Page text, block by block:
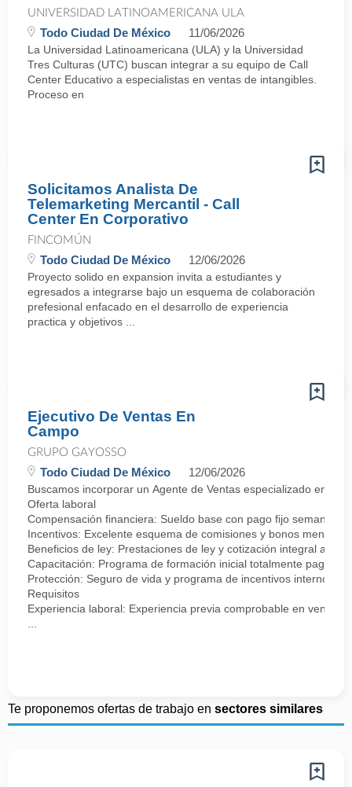
UNIVERSIDAD LATINOAMERICANA ULA
Todo Ciudad De México 11/06/2026
La Universidad Latinoamericana (ULA) y la Universidad
Tres Culturas (UTC) buscan integrar a su equipo de Call
Center Educativo a especialistas en ventas de intangibles.
Proceso en
Solicitamos Analista De
Telemarketing Mercantil - Call
Center En Corporativo
FINCOMÚN
Todo Ciudad De México 12/06/2026
Proyecto solido en expansion invita a estudiantes y
egresados a integrarse bajo un esquema de colaboración
prefesional enfacado en el desarrollo de experiencia
practica y objetivos ...
Ejecutivo De Ventas En
Campo
GRUPO GAYOSSO
Todo Ciudad De México 12/06/2026
Buscamos incorporar un Agente de Ventas especializado en
Oferta laboral
Compensación financiera: Sueldo base con pago fijo semanal.
Incentivos: Excelente esquema de comisiones y bonos
Beneficios de ley: Prestaciones de ley y cotización integral ante
Capacitación: Programa de formación inicial totalmente pagado.
Protección: Seguro de vida y programa de incentivos internos.
Requisitos
Experiencia laboral: Experiencia previa comprobable en
Te proponemos ofertas de trabajo en sectores similares